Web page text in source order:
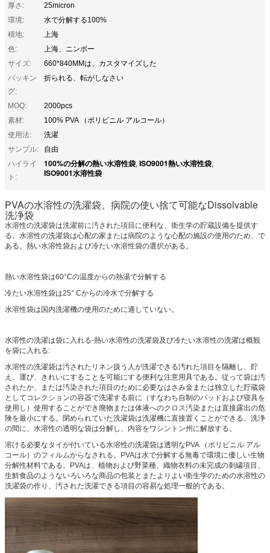
厚さ:
25micron
環境:
水で分解する100%
積地:
上海
色:
上海、ニンポー
サイズ:
660*840MMは、カスタマイズした
パッキン
グ:
折られる、転がしなさい
MOQ:
2000pcs
素材:
100% PVA （ポリビニル アルコール）
使用法:
洗濯
サンプル:
自由
ハイライ
ト:
100%の分解の熱い水溶性袋, ISO9001熱い水溶性袋,
ISO9001水溶性袋
PVAの水溶性の洗濯袋、病院の使い捨て可能なDissolvable
洗浄袋
水溶性の洗濯袋は洗濯前に汚された項目に便利な、衛生学の貯蔵設備を提供す
る。水溶性の洗濯袋は心配の家または病院のような心配の施設の使用のため、で
ある。熱い水溶性袋および冷たい水溶性袋の選択がある。
熱い水溶性袋は60°Cの温度からの熱湯で分解する
冷たい水溶性袋は25° Cからの冷水で分解する
水溶性袋は国内洗濯機の使用のために適していない。
水溶性の洗濯は袋に入れる-熱い水溶性の洗濯袋及び冷たい水溶性の洗濯は概観
を袋に入れる:
水溶性の洗濯袋は汚されたリネン扱う人が洗濯できる汚れた項目を隔離し、貯
え、運び、きれいにすることを可能にする便利な注意用具である。従って袋は汚
されたか、または汚染された項目のために必要なはさみ金または独立した貯蔵袋
としてコレクションの容器で洗濯する前に（すなわち自制のパッドおよび寝具を
使用し）使用することができ廃物または体液へのクロス汚染または直接露出の危
険を最小にする。閉められていた洗濯袋は洗濯機に直接置くことができる。洗浄
の間に、水溶性の透明な袋は分解し、内容をワシントン州に解放する。
溶ける必要なタイが付いている水溶性の洗濯袋は透明なPVA （ポリビニル アル
コール）のフィルムからなされる。PVAは水で分解する無毒で環境に優しい生物
分解性材料である。PVAは、植物および野菜種、織物衣料の未完成の刺繍項目、
生鮮食品のようないろいろな商品の包装とまたよりよい衛生学のための水溶性の
洗濯袋の作り、汚された洗濯できる項目の容易な処理一般的である。